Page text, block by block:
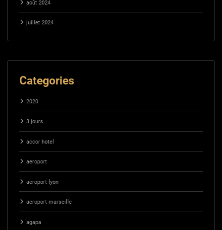
août 2024
juillet 2024
Categories
2020
3 jours
accor hotel
aeroport
aeroport lyon
aeroport marseille
agapa